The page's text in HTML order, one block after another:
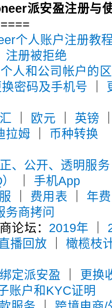
派安盈注册与
个人账户注册教
注册被拒绝
人和公司帐户的
换密码及手机号
欧元 英镑
拉姆 币种转换
、公开、透明服务
手机App
费用表 年费
务商拷问
坛： 2019年
播回放 ｜橄榄枝
定派安盈
更换
账户和KYC证明